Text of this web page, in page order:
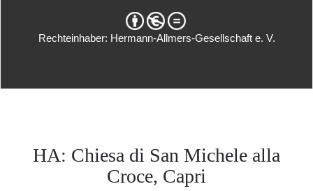
Rechteinhaber: Hermann-Allmers-Gesellschaft e. V.
HA: Chiesa di San Michele alla
Croce, Capri